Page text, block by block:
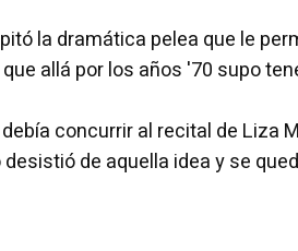
la dramática pelea que le
allá por los años '70 supo
concurrir al recital de Liza
de aquella idea y se